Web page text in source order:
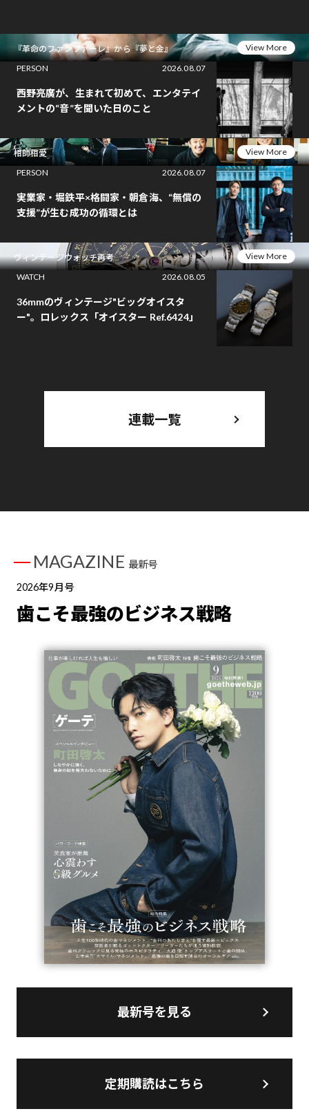
『革命のファンファーレ』から『夢と金』
View More
PERSON
2026.08.07
西野亮廣が、生まれて初めて、エンタテイ
メントの“音”を聞いた日のこと
相師相愛
View More
PERSON
2026.08.07
実業家・堀鉄平×格闘家・朝倉海、“無償の
支援”が生む成功の循環とは
ヴィンテージウォッチ再考
View More
WATCH
2026.08.05
36mmのヴィンテージ"ビッグオイスタ
ー"。ロレックス「オイスター Ref.6424」
連載一覧
MAGAZINE 最新号
2026年9月号
歯こそ最強のビジネス戦略
最新号を見る
定期購読はこちら